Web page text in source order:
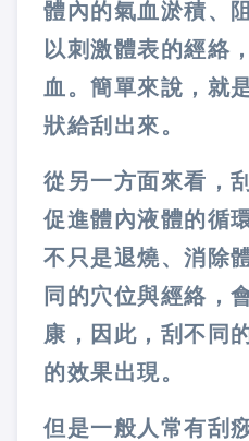
體內的氣血淤積、
以刺激體表的經絡
血。簡單來說，就
狀給刮出來。
從另一方面來看，
促進體內液體的循
不只是退燒、消除
同的穴位與經絡，
康，因此，刮不同
的效果出現。
但是一般人常有刮